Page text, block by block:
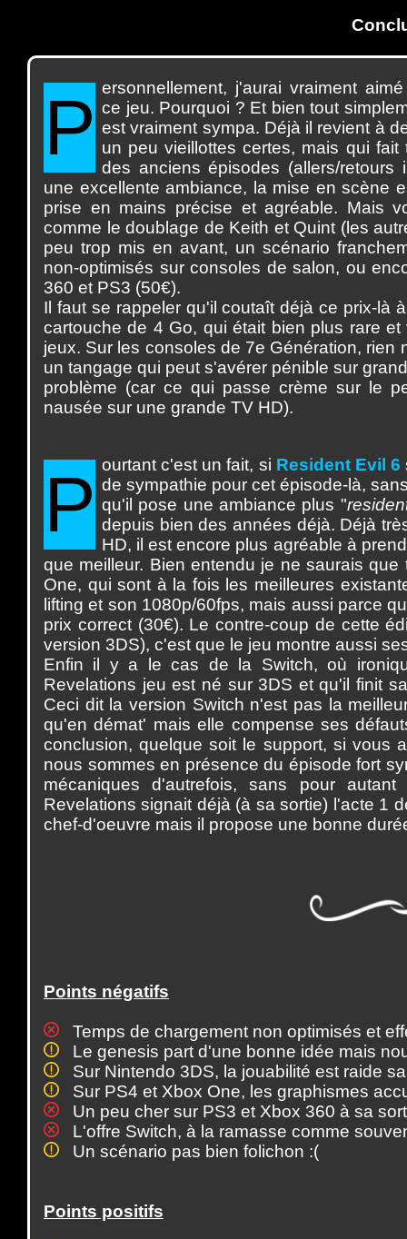
P ersonnellement, j'aurai vraiment
ce jeu. Pourquoi ? Et bien tout
est vraiment sympa. Déjà il revient à
un peu vieillottes certes, mais qui fait
des anciens épisodes (allers/retours
une excellente ambiance, la mise en scène
prise en mains précise et agréable. Mais
comme le doublage de Keith et Quint (les
peu trop mis en avant, un scénario
non-optimisés sur consoles de salon, ou
360 et PS3 (50€).
Il faut se rappeler qu'il coutaît déjà ce prix-là
cartouche de 4 Go, qui était bien plus rare
jeux. Sur les consoles de 7e Génération, rien
un tangage qui peut s'avérer pénible sur
problème (car ce qui passe crème sur le
nausée sur une grande TV HD).
P ourtant c'est un fait, si Resident Evil 6
de sympathie pour cet épisode-là,
qu'il pose une ambiance plus "
depuis bien des années déjà. Déjà
HD, il est encore plus agréable à
que meilleur. Bien entendu je ne saurais
One, qui sont à la fois les meilleures
lifting et son 1080p/60fps, mais aussi parce
prix correct (30€). Le contre-coup de cette
version 3DS), c'est que le jeu montre aussi
Enfin il y a le cas de la Switch, où
Revelations jeu est né sur 3DS et qu'il finit
Ceci dit la version Switch n'est pas la
qu'en démat' mais elle compense ses
conclusion, quelque soit le support, si vous
nous sommes en présence du épisode fort
mécaniques d'autrefois, sans pour
Revelations signait déjà (à sa sortie) l'acte 1
chef-d'oeuvre mais il propose une bonne
Points négatifs
Temps de chargement non optimisés et
Le genesis part d'une bonne idée mais
Sur Nintendo 3DS, la jouabilité est raide
Sur PS4 et Xbox One, les graphismes
Un peu cher sur PS3 et Xbox 360 à sa
L'offre Switch, à la ramasse comme
Un scénario pas bien folichon :(
Points positifs